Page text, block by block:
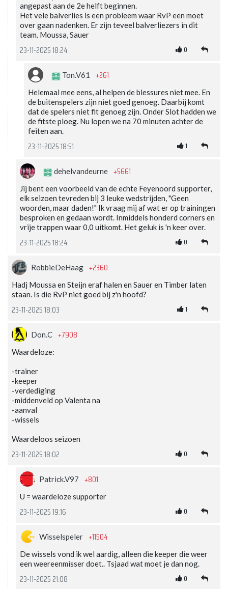
angepast aan de 2e helft beginnen.
Het vele balverlies is een probleem waar RvP een moet
over gaan nadenken. Er zijn teveel balverliezers in dit
team. Moussa, Sauer
23-11-2025 18:24 0
Ton.V61 +261
Helemaal mee eens, al helpen de blessures niet mee. En
de buitenspelers zijn niet goed genoeg. Daarbij komt
dat de spelers niet fit genoeg zijn. Onder Slot hadden we
de fitste ploeg. Nu lopen we na 70 minuten achter de
feiten aan.
23-11-2025 18:51 1
dehelvandeurne +5661
Jij bent een voorbeeld van de echte Feyenoord supporter,
elk seizoen tevreden bij 3 leuke wedstrijden, "Geen
woorden, maar daden!" Ik vraag mij af wat er op trainingen
besproken en gedaan wordt. Inmiddels honderd corners en
vrije trappen waar 0,0 uitkomt. Het geluk is 'n keer over.
23-11-2025 18:24 0
RobbieDeHaag +2360
Hadj Moussa en Steijn eraf halen en Sauer en Timber laten
staan. Is die RvP niet goed bij z'n hoofd?
23-11-2025 18:03 1
Don.C +7908
Waardeloze:
-trainer
-keeper
-verdediging
-middenveld op Valenta na
-aanval
-wissels
Waardeloos seizoen
23-11-2025 18:02 0
Patrick.V97 +801
U = waardeloze supporter
23-11-2025 19:16 0
Wisselspeler +11504
De wissels vond ik wel aardig, alleen die keeper die weer
een weereenmisser doet.. Tsjaad wat moet je dan nog.
23-11-2025 21:08 0